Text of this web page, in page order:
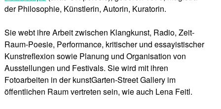
der Philosophie, Künstlerin, Autorin, Kuratorin.
Sie webt ihre Arbeit zwischen Klangkunst, Radio, Zeit-
Raum-Poesie, Performance, kritischer und essayistischer
Kunstreflexion sowie Planung und Organisation von
Ausstellungen und Festivals. Sie wird mit ihren
Fotoarbeiten in der kunstGarten-Street Gallery im
öffentlichen Raum vertreten sein, wie auch Lena Feitl.